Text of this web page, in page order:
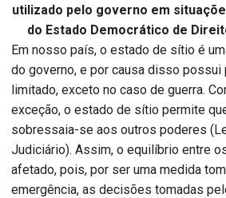
utilizado pelo governo em
do Estado Democrático de
Em nosso país, o estado de sítio é
do governo, e por causa disso possui
limitado, exceto no caso de guerra.
exceção, o estado de sítio permite
sobressaia-se aos outros poderes
Judiciário). Assim, o equilíbrio entre
afetado, pois, por ser uma medida
emergência, as decisões tomadas